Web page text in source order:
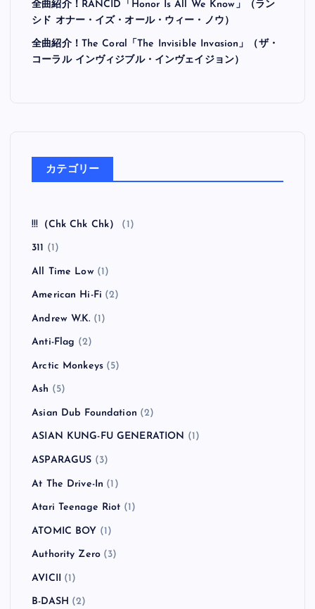
全曲紹介！RANCID「Honor Is All We Know」（ラン
シド オナー・イズ・オール・ウィー・ノウ）
全曲紹介！The Coral「The Invisible Invasion」（ザ・
コーラル インヴィジブル・インヴェイジョン）
カテゴリー
!!!（Chk Chk Chk） (1)
311 (1)
All Time Low(1)
American Hi-Fi (2)
Andrew W.K. (1)
Anti-Flag (2)
Arctic Monkeys (5)
Ash (5)
Asian Dub Foundation (2)
ASIAN KUNG-FU GENERATION (1)
ASPARAGUS (3)
At The Drive-In (1)
Atari Teenage Riot (1)
ATOMIC BOY (1)
Authority Zero (3)
AVICII (1)
B-DASH (2)